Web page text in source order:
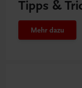
Tipps &
Mehr dazu